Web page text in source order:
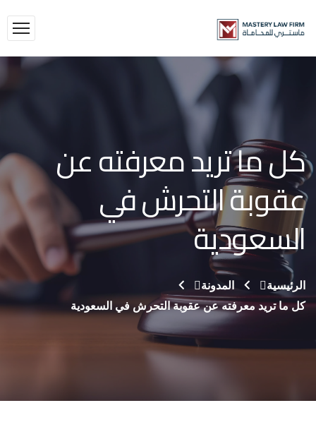
كل ما تريد معرفته عن
عقوبة التحرش في
السعودية
الرئيسية
المدونة
كل ما تريد معرفته عن عقوبة التحرش في السعودية